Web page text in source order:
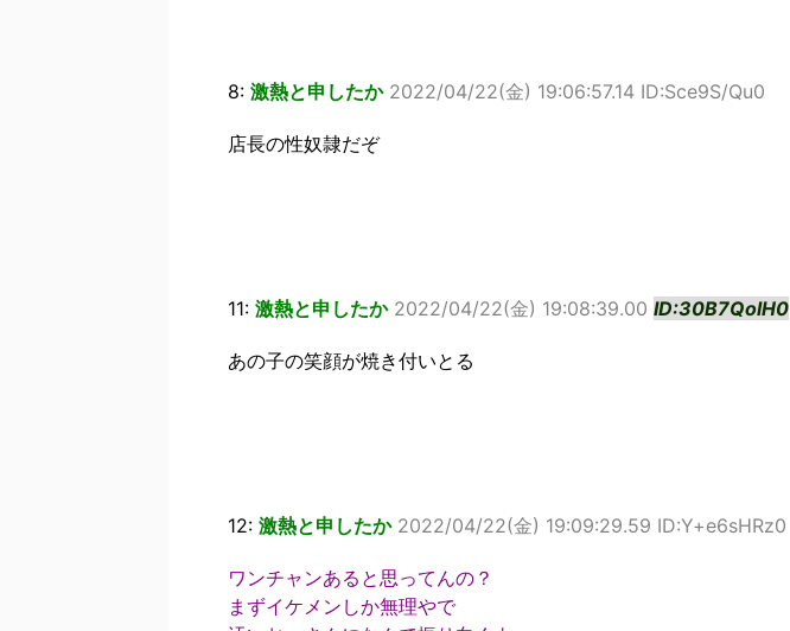
8: 激熱と申したか 2022/04/22(金) 19:06:57.14 ID:Sce9S/Qu0
店長の性奴隷だぞ
11: 激熱と申したか 2022/04/22(金) 19:08:39.00 ID:30B7QolH0
あの子の笑顔が焼き付いとる
12: 激熱と申したか 2022/04/22(金) 19:09:29.59 ID:Y+e6sHRz0
ワンチャンあると思ってんの？
まずイケメンしか無理やで